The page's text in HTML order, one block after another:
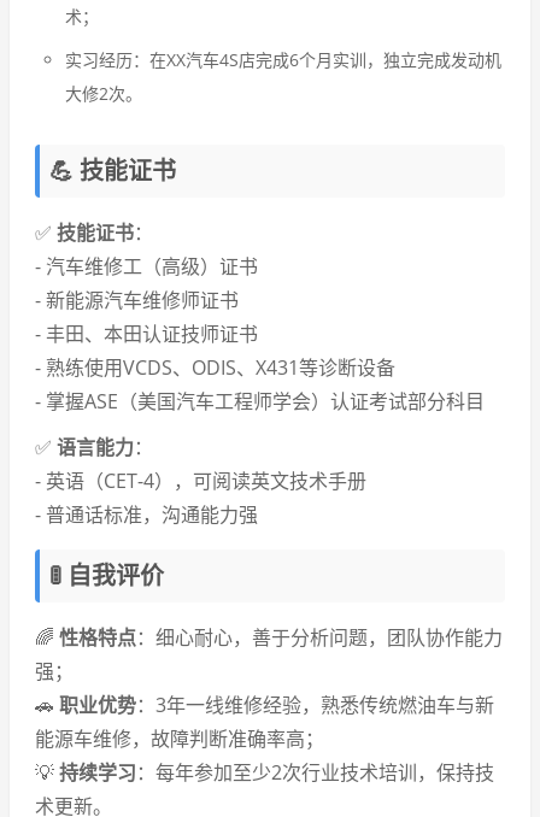
术；
实习经历：在XX汽车4S店完成6个月实训，独立完成发动机
大修2次。
💪 技能证书
✅ 技能证书：
- 汽车维修工（高级）证书
- 新能源汽车维修师证书
- 丰田、本田认证技师证书
- 熟练使用VCDS、ODIS、X431等诊断设备
- 掌握ASE（美国汽车工程师学会）认证考试部分科目
✅ 语言能力：
- 英语（CET-4），可阅读英文技术手册
- 普通话标准，沟通能力强
🚦 自我评价
🌈 性格特点：细心耐心，善于分析问题，团队协作能力
强；
🚗 职业优势：3年一线维修经验，熟悉传统燃油车与新
能源车维修，故障判断准确率高；
💡持续学习：每年参加至少2次行业技术培训，保持技
术更新。